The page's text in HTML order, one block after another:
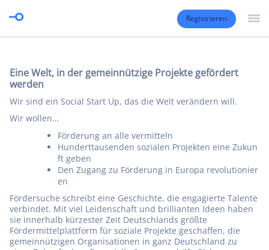
Registrieren
Eine Welt, in der gemeinnützige Projekte gefördert
werden
Wir sind ein Social Start Up, das die Welt verändern will.
Wir wollen…
Förderung an alle vermitteln
Hunderttausenden sozialen Projekten eine Zukun
ft geben
Den Zugang zu Förderung in Europa revolutionier
en
Fördersuche schreibt eine Geschichte, die engagierte Talente
verbindet. Mit viel Leidenschaft und brillianten Ideen haben
sie innerhalb kürzester Zeit Deutschlands größte
Fördermittelplattform für soziale Projekte geschaffen, die
gemeinnützigen Organisationen in ganz Deutschland zu